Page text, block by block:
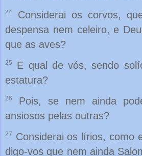
24
Considerai os corvos,
despensa nem celeiro, e
que as aves?
25
E qual de vós, sendo
estatura?
26
Pois, se nem ainda
ansiosos pelas outras?
27
Considerai os lírios, como
digo-vos que nem ainda